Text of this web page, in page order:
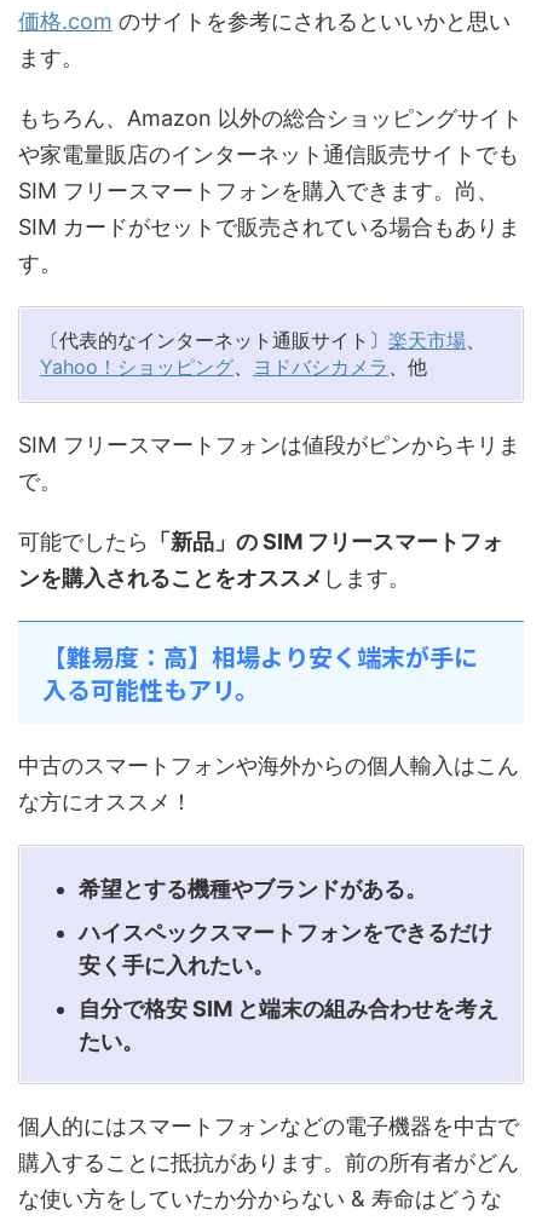
価格.com のサイトを参考にされるといいかと思い
ます。
もちろん、Amazon 以外の総合ショッピングサイト
や家電量販店のインターネット通信販売サイトでも
SIM フリースマートフォンを購入できます。尚、
SIM カードがセットで販売されている場合もありま
す。
〔代表的なインターネット通販サイト〕 楽天市場、
Yahoo！ショッピング、 ヨドバシカメラ 、他
SIM フリースマートフォンは値段がピンからキリま
で。
可能でしたら
「新品」の SIM フリースマートフォ
ンを購入されることをオススメ します。
【難易度：高】相場より安く端末が手に
入る可能性もアリ。
中古のスマートフォンや海外からの個人輸入はこん
な方にオススメ！
希望とする機種やブランドがある。
ハイスペックスマートフォンをできるだけ
安く手に入れたい。
自分で格安 SIM と端末の組み合わせを考え
たい。
個人的にはスマートフォンなどの電子機器を中古で
購入することに抵抗があります。前の所有者がどん
な使い方をしていたか分からない & 寿命はどうな